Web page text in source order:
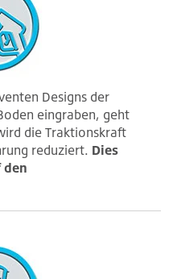
Designs der
eingraben, geht
die Traktionskraft
reduziert. Dies
den